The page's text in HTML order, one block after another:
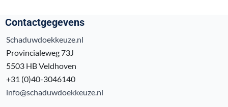
Contactgegevens
Schaduwdoekkeuze.nl
Provincialeweg 73J
5503 HB Veldhoven
+31 (0)40-3046140
info@schaduwdoekkeuze.nl